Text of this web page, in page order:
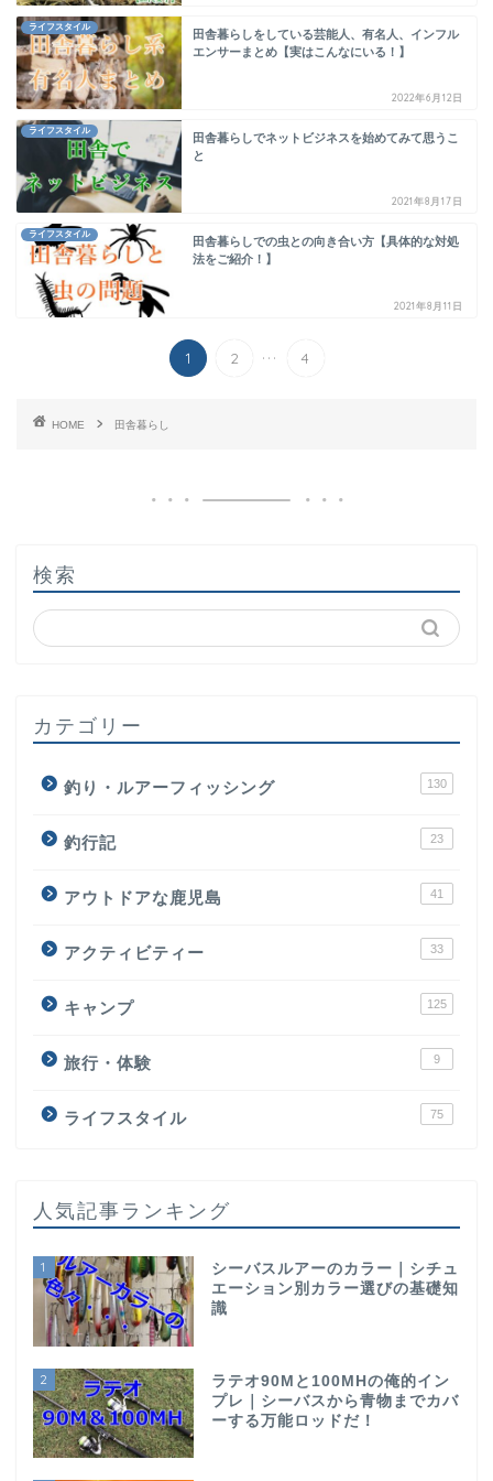
ライフスタイル
田舎暮らしをしている芸能人、有名人、インフル
エンサーまとめ【実はこんなにいる！】
2022年6月12日
ライフスタイル
田舎暮らしでネットビジネスを始めてみて思うこ
と
2021年8月17日
ライフスタイル
田舎暮らしでの虫との向き合い方【具体的な対処
法をご紹介！】
2021年8月11日
1 2 ... 4
HOME 田舎暮らし
検索
カテゴリー
釣り・ルアーフィッシング 130
釣行記 23
アウトドアな鹿児島 41
アクティビティー 33
キャンプ 125
旅行・体験 9
ライフスタイル 75
人気記事ランキング
1
シーバスルアーのカラー｜シチュ
エーション別カラー選びの基礎知
識
2
ラテオ90Mと100MHの俺的イン
プレ｜シーバスから青物までカバ
ーする万能ロッドだ！